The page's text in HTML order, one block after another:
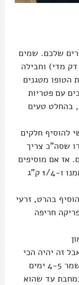
שלכם. שמים
דק מדי) וחבילה
הטופו מטגנים
עם פטריות
בהחלט טעים
להוסיף חלקים
שסה"כ צריך
אז אם מוסיפים
למשל טחול, תביאו 1/4 קילו ממנו ו-1/4 ק"ג
בהרט, זרעי
חריפה
זה יהיה הכי
טעים טרי מהמחבת. המעורב נשמר 4-5 ימים
עד שהוא